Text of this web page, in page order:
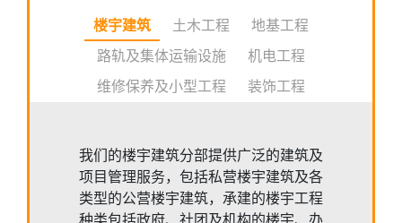
楼宇建筑 土木工程
地基工程
路轨及集体运输设施
机电工程
维修保养及小型工程
装饰工程
我们的楼宇建筑分部提供广泛的建筑及
项目管理服务，包括私营楼宇建筑及各
类型的公营楼宇建筑，承建的楼宇工程